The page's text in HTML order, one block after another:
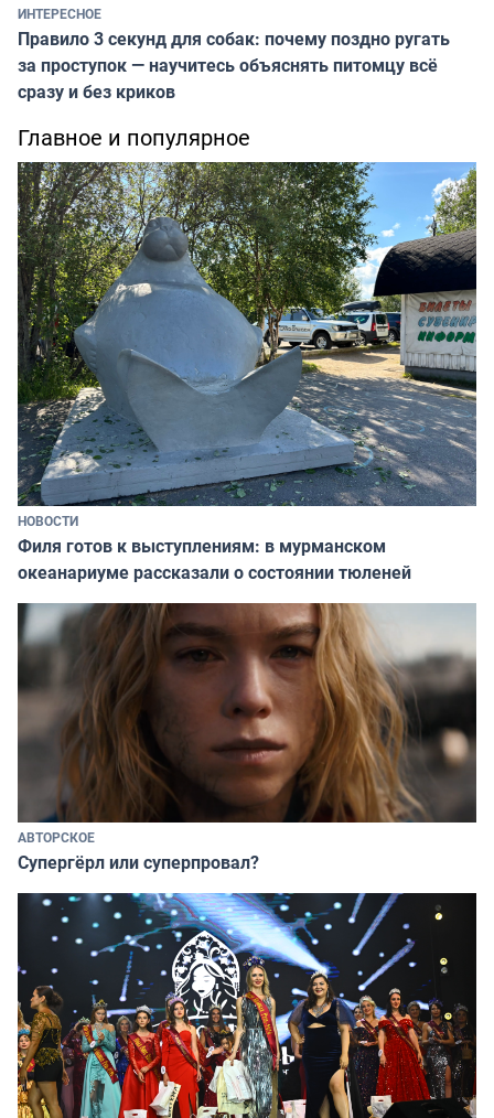
ИНТЕРЕСНОЕ
Правило 3 секунд для собак: почему поздно ругать
за проступок — научитесь объяснять питомцу всё
сразу и без криков
Главное и популярное
НОВОСТИ
Филя готов к выступлениям: в мурманском
океанариуме рассказали о состоянии тюленей
АВТОРСКОЕ
Супергёрл или суперпровал?